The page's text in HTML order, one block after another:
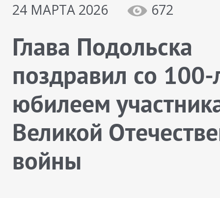
24 МАРТА 2026
672
Глава Подольска
поздравил со
юбилеем
Великой
войны